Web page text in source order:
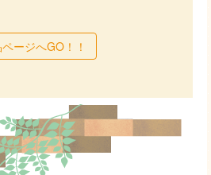
ージへGO！！